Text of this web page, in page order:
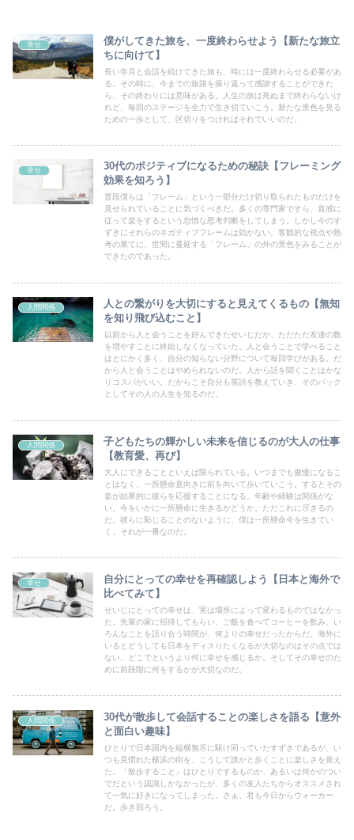
幸せ
僕がしてきた旅を、一度終わらせよう【新たな旅立
ちに向けて】
長い年月と会話を続けてきた旅も、時には一度終わらせる必要があ
る。その時に、今までの旅路を振り返って感謝することができた
ら、その終わりには意味がある。人生の旅は死ぬまで終わらないけ
れど、毎回のステージを全力で生き切ていこう。新たな景色を見る
ための一歩として、区切りをつければそれでいいのだ。
幸せ
30代のポジティブになるための秘訣【フレーミング
効果を知ろう】
普段僕らは「フレーム」という一部分だけ切り取られたものだけを
見せられていることに気づくべきだ。多くの専門家ですら、直感に
従って楽をするという怠惰な思考判断をしてしまう。しかし今のす
ずきにそれらのネガティブフレームは効かない。客観的な視点や熟
考の果てに、世間に蔓延する「フレーム」の外の景色をみることが
できたのであった。
人間関係
人との繋がりを大切にすると見えてくるもの【無知
を知り飛び込むこと】
以前から人と会うことを好んできたせいじだが、ただただ友達の数
を増やすことに終始しなくなっていた。人と会うことで学べること
はとにかく多く、自分の知らない分野について毎回学びがある。だ
から人と会うことはやめられないのだ。人から話を聞くことはかな
りコスパがいい。だからこそ自分も英語を教えていき、そのバック
としてその人の人生を知るのだ。
人間関係
子どもたちの輝かしい未来を信じるのが大人の仕事
【教育愛、再び】
大人にできることといえば限られている。いつまでも傲慢になるこ
とはなく、一所懸命直向きに前を向いて歩いていこう。するとその
姿が結果的に彼らを応援することになる。年齢や経験は関係がな
い。今をいかに一所懸命に生きるかどうか。ただこれに尽きるの
だ。彼らに恥じることのないように、僕は一所懸命今を生きてい
く。それが一番なのだ。
幸せ
自分にとっての幸せを再確認しよう【日本と海外で
比べてみて】
せいじにとっての幸せは、実は場所によって変わるものではなかっ
た。先輩の家に招待してもらい、ご飯を食べてコーヒーを飲み、い
ろんなことを語り合う時間が、何よりの幸せだったからだ。海外に
いるとどうしても日本をディスりたくなるが大切なのはその点では
ない。どこでというより何に幸せを感じるか。そしてその幸せのた
めに前段階に何をするかが大切なのだ。
人間関係
30代が散歩して会話することの楽しさを語る【意外
と面白い趣味】
ひとりで日本国内を縦横無尽に駆け回っていたすずきであるが、い
つも見慣れた横浜の街を、こうして誰かと歩くことに楽しさを覚え
た。「散歩すること」はひとりでするものか、あるいは何かのつい
でだという認識しかなかったが、多くの友人たちからオススメされ
て一気に好きになってしまった。さぁ、君も今日からウォーカー
だ。歩き回ろう。